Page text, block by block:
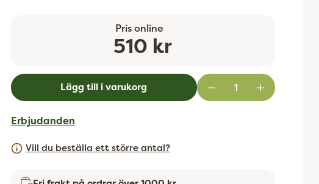
Pris online
Ordinarie
pris
510 kr
Lägg till i varukorg
Erbjudanden
Vill du beställa ett större antal?